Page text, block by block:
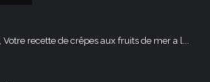
Votre recette de crêpes aux fruits de mer a l...